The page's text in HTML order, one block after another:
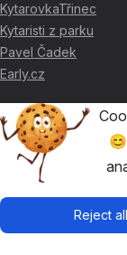
KytarovkaTřinec
Kytaristi z parku
Pavel Čadek
Early.cz
THANKS FOR THE
David Skácel
Cosmic Kytarovka
🥉 KytarovkaŠtatl
Reject all